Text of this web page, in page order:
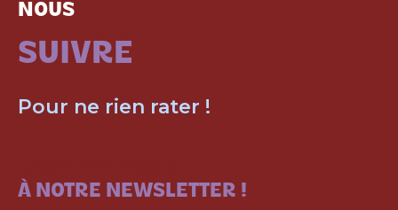
NOUS
SUIVRE
Pour ne rien rater !
À NOTRE NEWSLETTER !